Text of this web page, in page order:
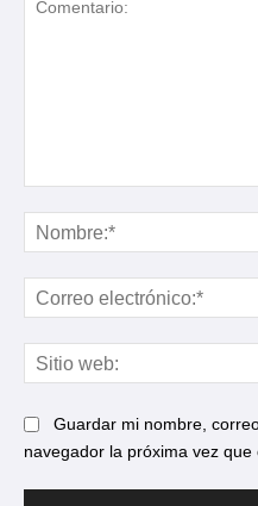
Guardar mi nombre,
navegador la próxima vez que